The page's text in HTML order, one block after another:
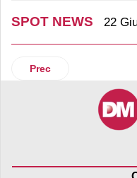
SPOT NEWS 22
Articolo precedente:
Prec